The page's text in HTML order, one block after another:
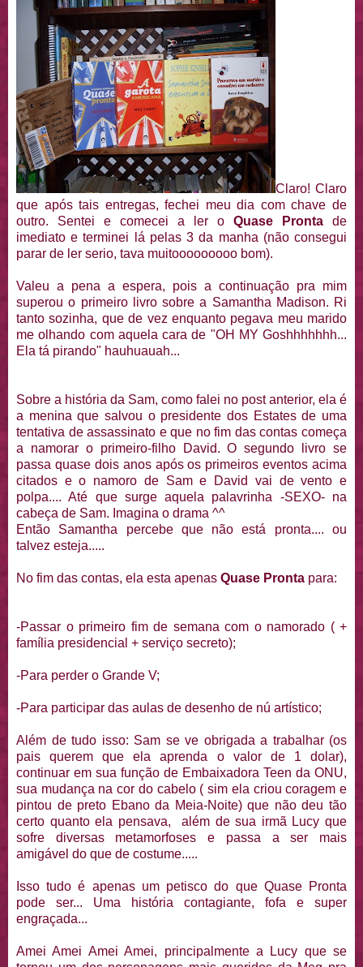
Claro! Claro
que após tais entregas, fechei meu dia com chave de
outro. Sentei e comecei a ler o Quase Pronta de
imediato e terminei lá pelas 3 da manha (não consegui
parar de ler serio, tava muitooooooooo bom).
Valeu a pena a espera, pois a continuação pra mim
superou o primeiro livro sobre a Samantha Madison. Ri
tanto sozinha, que de vez enquanto pegava meu marido
me olhando com aquela cara de "OH MY Goshhhhhhh...
Ela tá pirando" hauhuauah...
Sobre a história da Sam, como falei no post anterior, ela é
a menina que salvou o presidente dos Estates de uma
tentativa de assassinato e que no fim das contas começa
a namorar o primeiro-filho David. O segundo livro se
passa quase dois anos após os primeiros eventos acima
citados e o namoro de Sam e David vai de vento e
polpa.... Até que surge aquela palavrinha -SEXO- na
cabeça de Sam. Imagina o drama ^^
Então Samantha percebe que não está pronta.... ou
talvez esteja.....
No fim das contas, ela esta apenas Quase Pronta para:
-Passar o primeiro fim de semana com o namorado ( +
família presidencial + serviço secreto);
-Para perder o Grande V;
-Para participar das aulas de desenho de nú artístico;
Além de tudo isso: Sam se ve obrigada a trabalhar (os
pais querem que ela aprenda o valor de 1 dolar),
continuar em sua função de Embaixadora Teen da ONU,
sua mudança na cor do cabelo ( sim ela criou coragem e
pintou de preto Ebano da Meia-Noite) que não deu tão
certo quanto ela pensava, além de sua irmã Lucy que
sofre diversas metamorfoses e passa a ser mais
amigável do que de costume.....
Isso tudo é apenas um petisco do que Quase Pronta
pode ser... Uma história contagiante, fofa e super
engraçada...
Amei Amei Amei Amei, principalmente a Lucy que se